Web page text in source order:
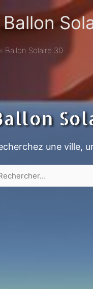
Ballon
Ballon Solaire 30
une ville,